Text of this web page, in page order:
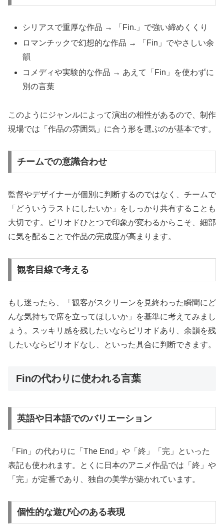
シリアスで重厚な作品 → 「Fin.」で強い締めくくり
ロマンチックで幻想的な作品 → 「Fin」でやさしい余
韻
コメディや実験的な作品 → あえて「Fin」を使わずに
別の言葉
このようにジャンルによって演出の相性があるので、制作
現場では「作品の雰囲気」に合う形を選ぶのが基本です。
チームでの意識合わせ
監督やデザイナーが個別に判断するのではなく、チームで
「どういうラストにしたいか」をしっかり共有することも
大切です。ピリオドひとつで印象が変わるからこそ、細部
に気を配ることで作品の完成度が高まります。
観客目線で考える
もし迷ったら、「観客がスクリーンを見終わった瞬間にど
んな気持ちで席を立ってほしいか」を基準に考えてみまし
ょう。スッキリ感を残したいならピリオドあり、余韻を残
したいならピリオドなし、といった具合に判断できます。
Finの代わりに使われる言葉
英語や日本語でのバリエーション
「Fin」の代わりに「The End」や「終」「完」といった
表記も使われます。とくに日本のアニメ作品では「終」や
「完」が定番であり、独自の美学が築かれています。
個性的な遊び心のある表現